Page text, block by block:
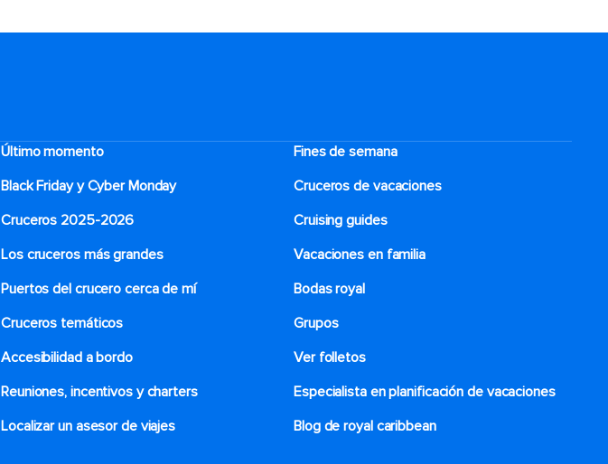
Último momento
Fines de semana
Black Friday y Cyber Monday
Cruceros de vacaciones
Cruceros 2025-2026
Cruising guides
Los cruceros más grandes
Vacaciones en familia
Puertos del crucero cerca de mí
Bodas royal
Cruceros temáticos
Grupos
Accesibilidad a bordo
Ver folletos
Reuniones, incentivos y charters​
Especialista en planificación de vacaciones
Localizar un asesor de viajes
Blog de royal caribbean